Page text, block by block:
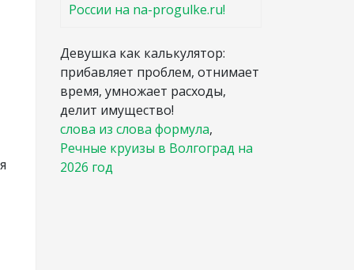
России на na-progulke.ru!
Девушка как калькулятор:
прибавляет проблем, отнимает
время, умножает расходы,
делит имущество!
слова из слова формула,
Речные круизы в Волгоград на
2026 год